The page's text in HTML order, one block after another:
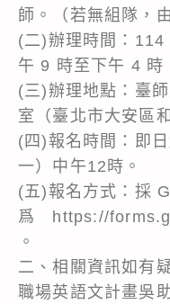
師。（若無組隊，
(二)辦理時間：
午 9 時至下午 4 時
(三)辦理地點：臺
室（臺北市大安區
(四)報名時間：即
一）中午12時。
(五)報名方式：採
爲 https://
。
二、相關資訊如有
職場英語文計畫吳